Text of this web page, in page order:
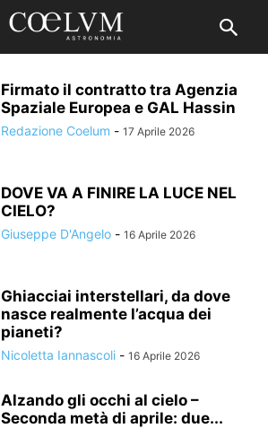
Firmato il contratto tra Agenzia
Spaziale Europea e GAL Hassin
Redazione Coelum - 17 Aprile 2026
DOVE VA A FINIRE LA LUCE NEL
CIELO?
Giuseppe D'Angelo - 16 Aprile 2026
Ghiacciai interstellari, da dove
nasce realmente l’acqua dei
pianeti?
Nicoletta Iannascoli - 16 Aprile 2026
Alzando gli occhi al cielo –
Seconda metà di aprile: due...